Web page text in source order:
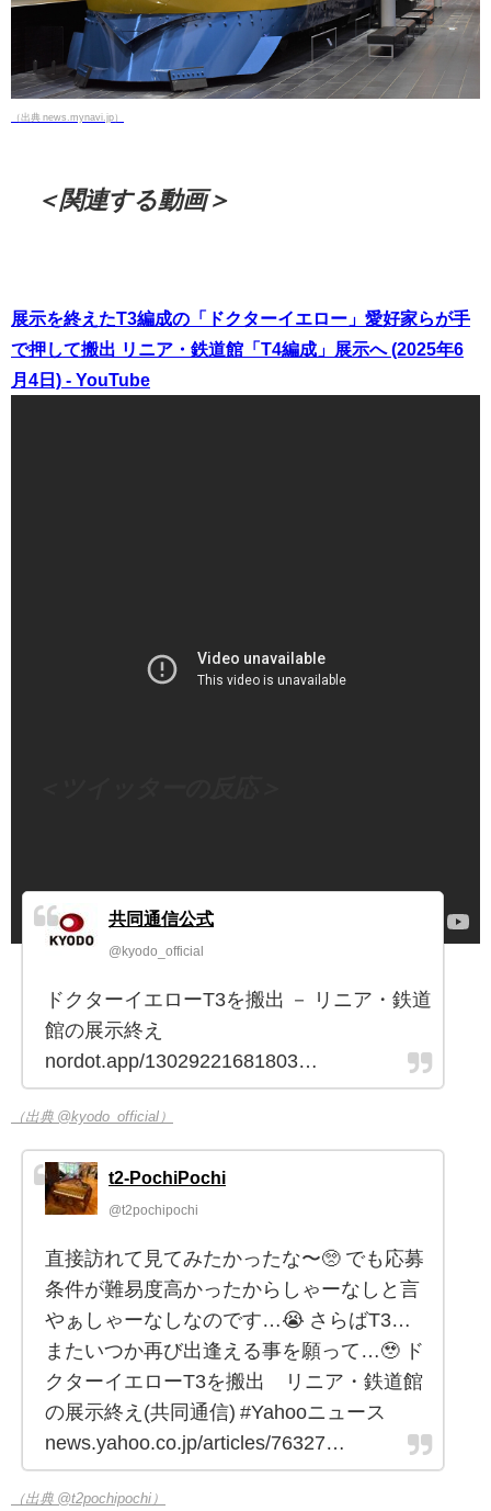
（出典 news.mynavi.jp）
＜関連する動画＞
展示を終えたT3編成の「ドクターイエロー」愛好家らが手
で押して搬出 リニア・鉄道館「T4編成」展示へ (2025年6
月4日) - YouTube
共同通信公式
@kyodo_official
ドクターイエローT3を搬出 － リニア・鉄道
館の展示終え
nordot.app/13029221681803…
（出典 @kyodo_official）
t2-PochiPochi
@t2pochipochi
直接訪れて見てみたかったな〜🥺 でも応募
条件が難易度高かったからしゃーなしと言
やぁしゃーなしなのです…😭 さらばT3…
またいつか再び出逢える事を願って…🥹 ド
クターイエローT3を搬出 リニア・鉄道館
の展示終え(共同通信) #Yahooニュース
news.yahoo.co.jp/articles/76327…
（出典 @t2pochipochi）